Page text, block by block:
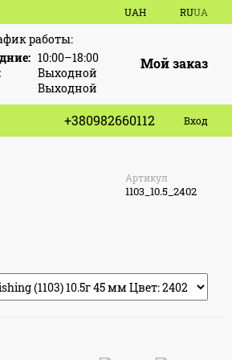
UAH RUUA
работы:
10:00–18:00
Выходной
Выходной
Мой заказ
+380982660112 Вход
Артикул
1103_10.5_2402